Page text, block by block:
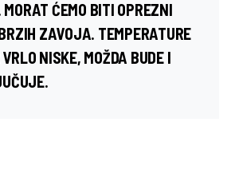
ĆEMO BITI OPREZNI
ZAVOJA. TEMPERATURE
NISKE, MOŽDA BUDE I